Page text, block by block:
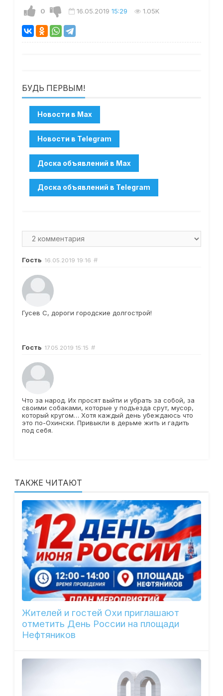
0 16.05.2019 15:29 1.05K
БУДЬ ПЕРВЫМ!
Гость 16.05.2019 19:16 #
Гусев С, дороги городские долгострой!
Гость 17.05.2019 15:15 #
Что за народ. Их просят выйти и убрать за собой, за
своими собаками, которые у подъезда срут, мусор,
который кругом… Хотя каждый день убеждаюсь что
это по-Охински. Привыкли в дерьме жить и гадить
под себя.
ТАКЖЕ ЧИТАЮТ
Жителей и гостей Охи приглашают
отметить День России на площади
Нефтяников